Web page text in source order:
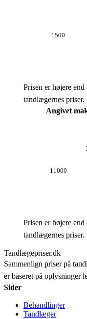
1500
Prisen er højere end
tandlægernes priser.
Angivet
11000
Prisen er højere end
tandlægernes priser.
Tandlægepriser.dk
Sammenlign priser på
er baseret på oplysninger
Sider
Behandlinger
Tandlæger